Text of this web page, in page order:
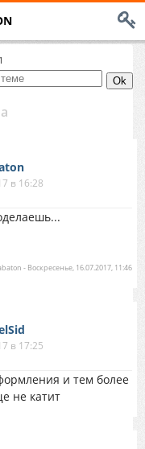
1
в 16:28
- Воскресенье, 16.07.2017, 11:46
в 17:25
и тем более
не катит